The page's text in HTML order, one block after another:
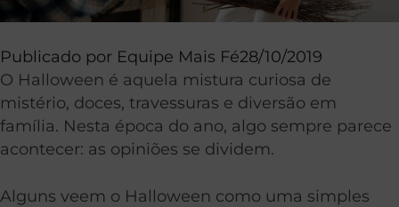
Publicado por Equipe Mais Fé28/10/2019
O Halloween é aquela mistura curiosa de
mistério, doces, travessuras e diversão em
família. Nesta época do ano, algo sempre parece
acontecer: as opiniões se dividem.
Alguns veem o Halloween como uma simples